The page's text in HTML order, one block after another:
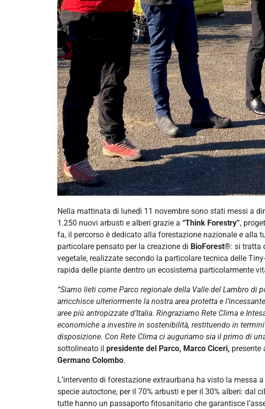
Nella mattinata di lunedì 11 novembre sono stati messi a
1.250 nuovi arbusti e alberi grazie a “Think Forestry”,
fa, il percorso è dedicato alla forestazione nazionale e alla
particolare pensato per la creazione di BioForest®: si tratta
vegetale, realizzate secondo la particolare tecnica delle
rapida delle piante dentro un ecosistema particolarmente
“Siamo lieti come Parco regionale della Valle del Lambro di
arricchisce ulteriormente la nostra area protetta e
aree più antropizzate d’Italia. Ringraziamo Rete Clima e
economiche a investire in sostenibilità, restituendo in
disposizione. Con Rete Clima ci auguriamo sia il primo di
sottolineato il presidente del Parco, Marco Ciceri, presente
Germano Colombo.
L’intervento di forestazione extraurbana ha visto la messa
specie autoctone, per il 70% arbusti e per il 30% alberi: dal
tutte hanno un passaporto fitosanitario che garantisce